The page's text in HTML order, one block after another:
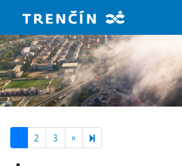
1 2 3 » Next page
4